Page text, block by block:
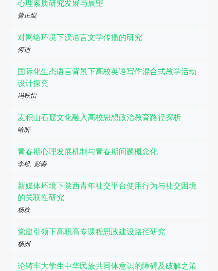
心理素质研究发展与展望
曾正焜
对网络环境下汉语言文学传播的研究
何适
国际化生态语言背景下高校英语写作混合式教学活动
设计探究
冯秋怡
麦积山石窟文化融入高校思想政治教育路径探析
哈昕
青春期心理发展机制与青春期问题概念化
李松, 彭淼
新媒体环境下陕西青年社交平台使用行为与社交困境
的关联性研究
杨欢
党建引领下高职高专课程思政建设路径研究
杨洲
论铸牢大学生中华民族共同体意识的障碍及破解之策